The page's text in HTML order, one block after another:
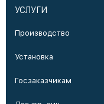
УСЛУГИ
Производство
Установка
Госзаказчикам